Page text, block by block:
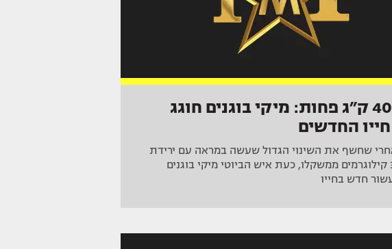
עם 40 ק״ג פחות: מיקי בוגנים חוגג
החדשים
שחשף את השינוי הגדול שעשה במראה עם ירידת
של 30 קילוגרמים ממשקלו, כעת איש הביוטי מיקי בוגנים
חדש בחייו